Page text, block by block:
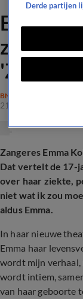
Emma
ziekte
'Zingen
BN'ERS
21 feb 2026, 08:33
Zangeres Emma
Dat vertelt de 17-
over haar ziekte,
niet wat ik zou
aldus Emma.
In haar nieuwe
Emma haar
wordt mijn verhaal,
wordt intiem,
van haar geboorte
Derde partijen